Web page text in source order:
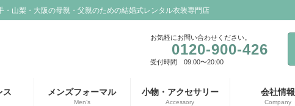
・山梨・大阪の母親・父親のための結婚式レンタル衣装専門店
お気軽にお問い合わせください。
0120-900-426
受付時間 09:00〜20:00
ス メンズフォーマル
Men’s
小物・アクセサリー
Accessory
会社情報
Company